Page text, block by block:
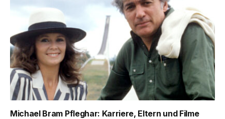
Michael Bram Pfleghar: Karriere, Eltern und Filme